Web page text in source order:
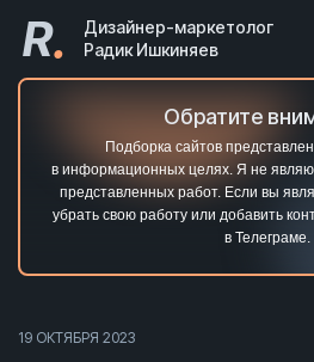
R.
Дизайнер-маркетолог
Радик Ишкиняев
Обратите
Подборка сайтов
в информационных целях. Я не
представленных работ. Если вы
убрать свою работу или добавить
в Телеграме.
19 ОКТЯБРЯ 2023